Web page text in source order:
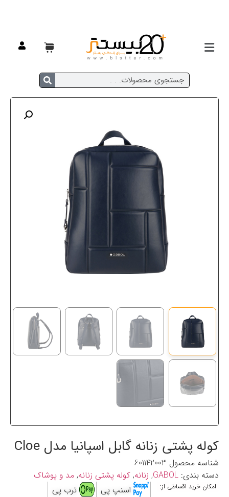
کوله پشتی زنانه گابل اسپانیا مدل Cloe
شناسه محصول 601142003
دسته بندی: GABOL
, زنانه, کوله پشتی زنانه, مد و پوشاک
امکان خرید اقساطی از: اسنپ پی
ترب پی